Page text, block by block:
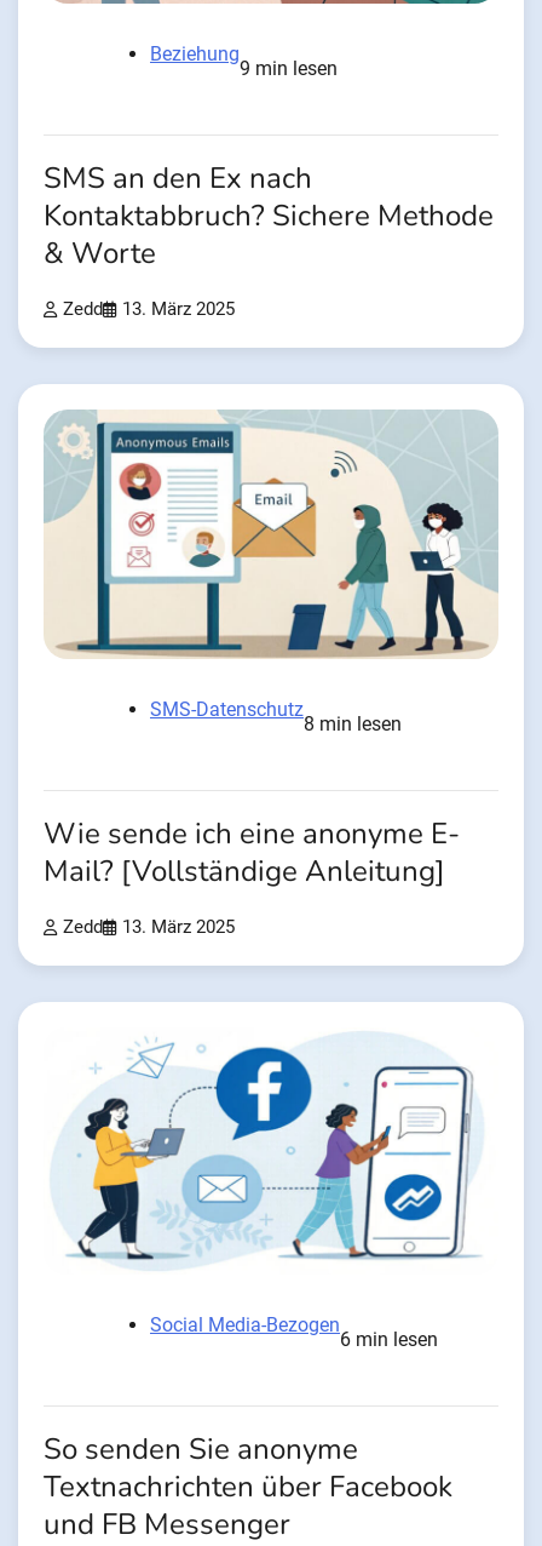
Beziehung
9 min lesen
SMS an den Ex nach
Kontaktabbruch? Sichere Methode
& Worte
Zedd 13. März 2025
SMS-Datenschutz
8 min lesen
Wie sende ich eine anonyme E-
Mail? [Vollständige Anleitung]
Zedd 13. März 2025
Social Media-Bezogen
6 min lesen
So senden Sie anonyme
Textnachrichten über Facebook
und FB Messenger